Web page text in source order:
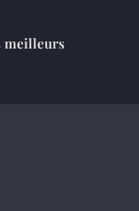
meilleurs